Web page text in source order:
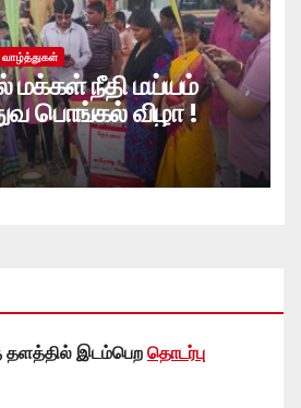
வாழ்த்துகள்
மக்கள் நீதி மய்யம்
பொங்கல் விழா !
இடம்பெற தொடர்பு